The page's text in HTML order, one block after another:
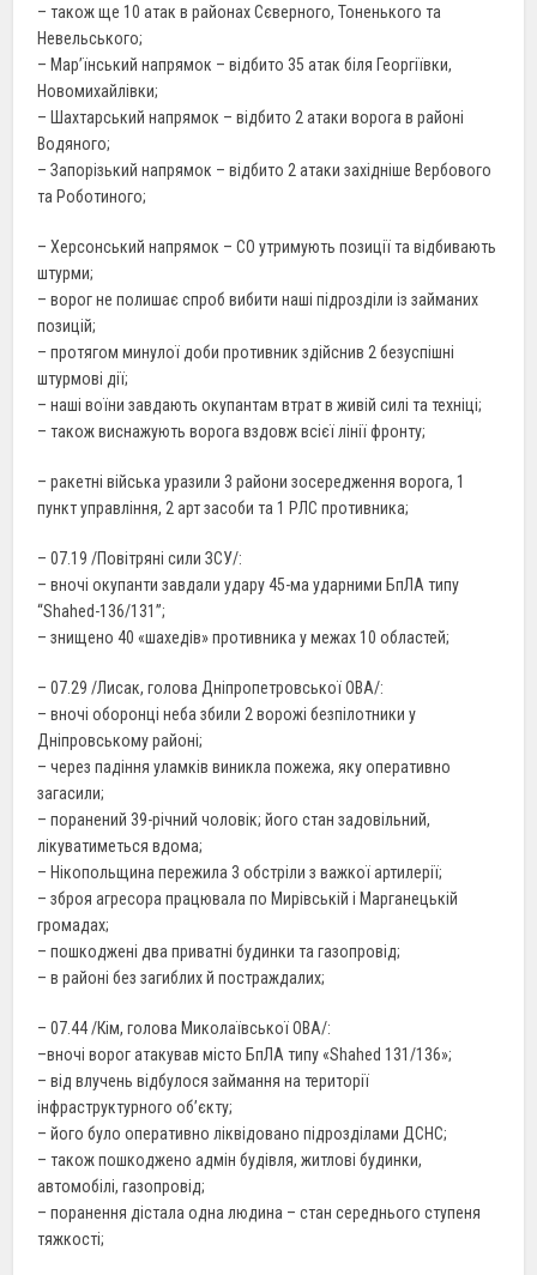
– також ще 10 атак в районах Сєверного, Тоненького та
Невельського;
– Мар’їнський напрямок – відбито 35 атак біля Георгіївки,
Новомихайлівки;
– Шахтарський напрямок – відбито 2 атаки ворога в районі
Водяного;
– Запорізький напрямок – відбито 2 атаки західніше Вербового
та Роботиного;
– Херсонський напрямок – СО утримують позиції та відбивають
штурми;
– ворог не полишає спроб вибити наші підрозділи із займаних
позицій;
– протягом минулої доби противник здійснив 2 безуспішні
штурмові дії;
– наші воїни завдають окупантам втрат в живій силі та техніці;
– також виснажують ворога вздовж всієї лінії фронту;
– ракетні війська уразили 3 райони зосередження ворога, 1
пункт управління, 2 арт засоби та 1 РЛС противника;
– 07.19 /Повітряні сили ЗСУ/:
– вночі окупанти завдали удару 45-ма ударними БпЛА типу
“Shahed-136/131”;
– знищено 40 «шахедів» противника у межах 10 областей;
– 07.29 /Лисак, голова Дніпропетровської ОВА/:
– вночі оборонці неба збили 2 ворожі безпілотники у
Дніпровському районі;
– через падіння уламків виникла пожежа, яку оперативно
загасили;
– поранений 39-річний чоловік; його стан задовільний,
лікуватиметься вдома;
– Нікопольщина пережила 3 обстріли з важкої артилерії;
– зброя агресора працювала по Мирівській і Марганецькій
громадах;
– пошкоджені два приватні будинки та газопровід;
– в районі без загиблих й постраждалих;
– 07.44 /Кім, голова Миколаївської ОВА/:
–вночі ворог атакував місто БпЛА типу «Shahed 131/136»;
– від влучень відбулося займання на території
інфраструктурного обʼєкту;
– його було оперативно ліквідовано підрозділами ДСНС;
– також пошкоджено адмін будівля, житлові будинки,
автомобілі, газопровід;
– поранення дістала одна людина – стан середнього ступеня
тяжкості;